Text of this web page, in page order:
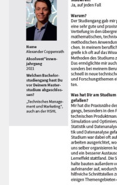
fachliche Beiträge zu
beigetragen. Im Fokus
Projektpläne als auch
Systementwicklungen
ich mich für die Eviden
aus der Atos
externer Berater für
Bestandteilen. Dabei
unterschiedlichen
Umsetzungskonzepte